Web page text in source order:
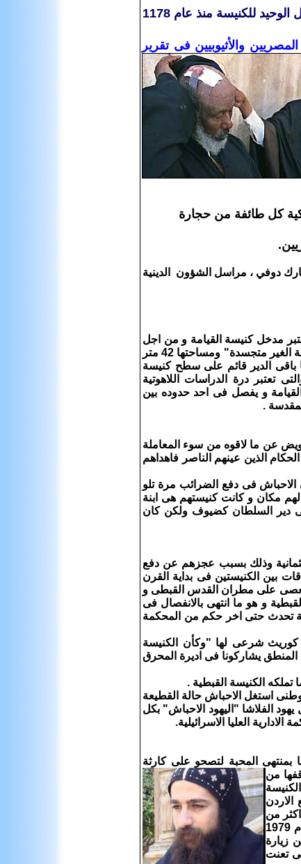
ولمنع الخلافات تضطلع عائلتان مسلمتان بمسؤولية الحفاظ على مفتاح المدخل الوحيد للكنيسة منذ عام 1178
والأثيوبيين فى تقرير
كل طائفة من حجارة
دوفي ، مراسل الشؤون الدينية
مدخل كنيسة القيامة و من اجل
الدخول الى مدخل كنيسة القيامة لابد من المرور على كنيسة "الحيوانات الاربعة المقدسة الغير متجسدة" ومساحتها 42 متر
ميخائيل "التى سقط سقفها" ومساحتها 35 متر بينما باقى الدير قائم على سطح كنيسة
للاهوت والتى تعتبر درة الدراسات اللاهوتية
و يفصل فى احد حدوده بين
.
عن ما لاقوه من سوء المعاملة
الذين عينهم الناصر فاهداهم
فى دفع الضرائب مرة تلو
مكان و كانت كنيستهم هى ابنة
فى دير السلطان كضيوف ولكن كان
وذلك بسبب عجزهم عن دفع
بين الكنيستين فى بداية القرن
على مطران القدس القبطى و
و هو ما انتهى بالانفصال فى
تحدث حتى اخر حكم من المحكمة
كوريث شرعى لها "وكأن الكنيسة
يشاركونا فى اديرة المحرق
الكنيسة القبطية .
الوطنى استغل الاحباش حالة القطيعة
الفلاشا "اليهود الاحباش" بكل
العليا الاسرائيلية.
بمنتهى المحبة لتصحو على كارثة
من
من
مرة للمحاكم الاسرائيلية حتى صدور اخر حكم من المحكمة الادارية العليا الاسرائيلية عام 1979
زيارة
على تعنت